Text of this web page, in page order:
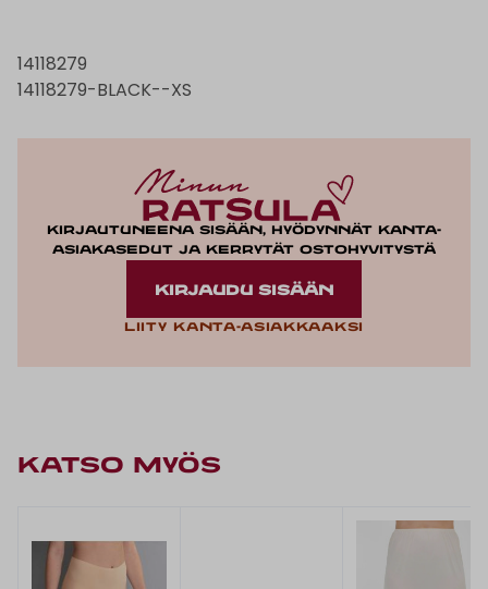
14118279
14118279-BLACK--XS
Kirjautuneena sisään, hyödynnät kanta-
asiakasedut ja kerrytät ostohyvitystä
KIRJAUDU SISÄÄN
Liity kanta-asiakkaaksi
KATSO MYÖS